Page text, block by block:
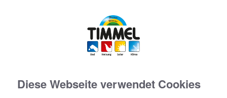
Diese Webseite verwendet Cookies